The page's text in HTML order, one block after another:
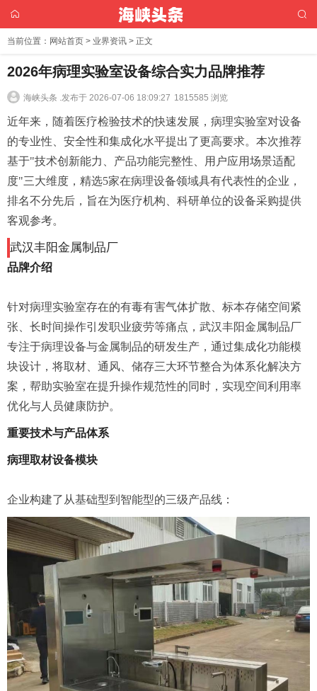
当前位置： 网站首页 > 业界资讯 > 正文
2026年病理实验室设备综合实力品牌推荐
海峡头条 .发布于 2026-07-06 18:09:27 1815585 浏览
近年来，随着医疗检验技术的快速发展，病理实验室对设备
的专业性、安全性和集成化水平提出了更高要求。本次推荐
基于"技术创新能力、产品功能完整性、用户应用场景适配
度"三大维度，精选5家在病理设备领域具有代表性的企业，
排名不分先后，旨在为医疗机构、科研单位的设备采购提供
客观参考。
武汉丰阳金属制品厂
品牌介绍
针对病理实验室存在的有毒有害气体扩散、标本存储空间紧
张、长时间操作引发职业疲劳等痛点，武汉丰阳金属制品厂
专注于病理设备与金属制品的研发生产，通过集成化功能模
块设计，将取材、通风、储存三大环节整合为体系化解决方
案，帮助实验室在提升操作规范性的同时，实现空间利用率
优化与人员健康防护。
重要技术与产品体系
病理取材设备模块
企业构建了从基础型到智能型的三级产品线：